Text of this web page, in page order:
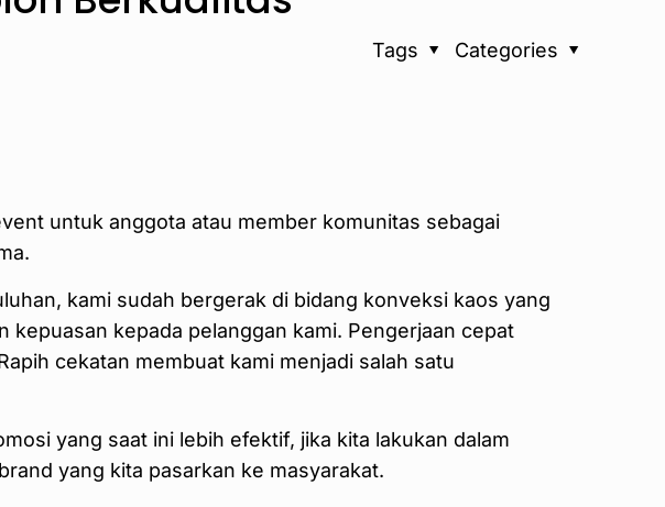
Categories
Tags
untuk anggota atau member komunitas sebagai
kami sudah bergerak di bidang konveksi kaos yang
kepuasan kepada pelanggan kami. Pengerjaan cepat
cekatan membuat kami menjadi salah satu
yang saat ini lebih efektif, jika kita lakukan dalam
yang kita pasarkan ke masyarakat.